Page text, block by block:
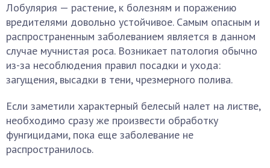
Лобулярия — растение, к болезням и поражению
вредителями довольно устойчивое. Самым опасным и
распространенным заболеванием является в данном
случае мучнистая роса. Возникает патология обычно
из-за несоблюдения правил посадки и ухода:
загущения, высадки в тени, чрезмерного полива.
Если заметили характерный белесый налет на листве,
необходимо сразу же произвести обработку
фунгицидами, пока еще заболевание не
распространилось.